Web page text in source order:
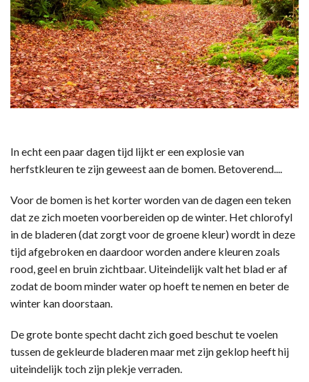
In echt een paar dagen tijd lijkt er een explosie van
herfstkleuren te zijn geweest aan de bomen. Betoverend....
Voor de bomen is het korter worden van de dagen een teken
dat ze zich moeten voorbereiden op de winter. Het chlorofyl
in de bladeren (dat zorgt voor de groene kleur) wordt in deze
tijd afgebroken en daardoor worden andere kleuren zoals
rood, geel en bruin zichtbaar. Uiteindelijk valt het blad er af
zodat de boom minder water op hoeft te nemen en beter de
winter kan doorstaan.
De grote bonte specht dacht zich goed beschut te voelen
tussen de gekleurde bladeren maar met zijn geklop heeft hij
uiteindelijk toch zijn plekje verraden.